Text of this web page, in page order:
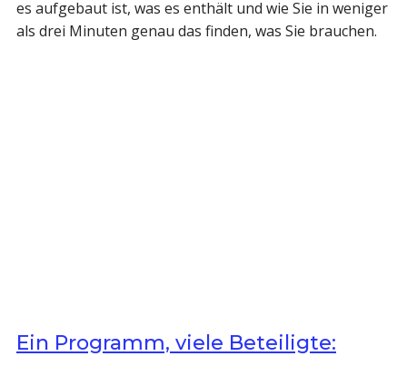
es aufgebaut ist, was es enthält und wie Sie in weniger
als drei Minuten genau das finden, was Sie brauchen.
Ein Programm, viele Beteiligte: